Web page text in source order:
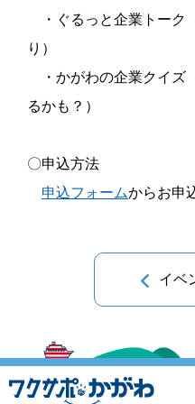
・ぐるっと企業トーク
り）
・かがわの企業クイズ
るかも？）
〇申込方法
申込フォームからお申
イベ